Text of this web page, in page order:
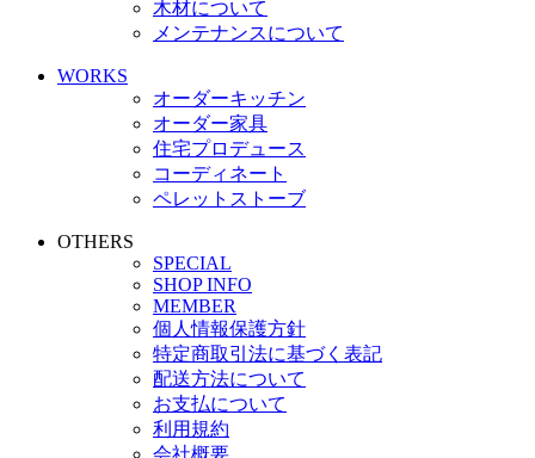
木材について
メンテナンスについて
WORKS
オーダーキッチン
オーダー家具
住宅プロデュース
コーディネート
ペレットストーブ
OTHERS
SPECIAL
SHOP INFO
MEMBER
個人情報保護方針
特定商取引法に基づく表記
配送方法について
お支払について
利用規約